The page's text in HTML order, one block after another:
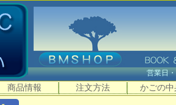
営業
商品情報 注文方法 かごの中